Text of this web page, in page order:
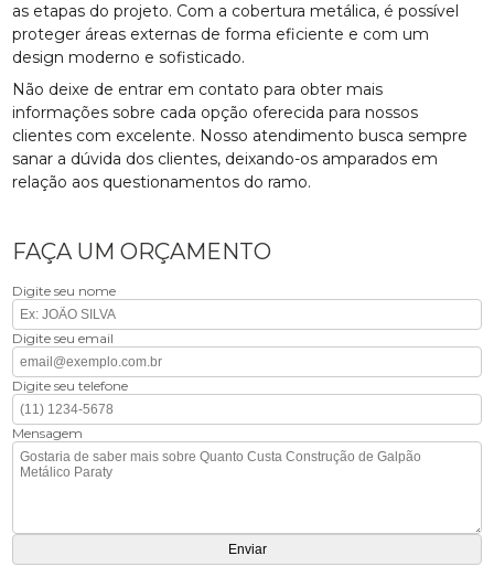
as etapas do projeto. Com a cobertura metálica, é possível
proteger áreas externas de forma eficiente e com um
design moderno e sofisticado.
Não deixe de entrar em contato para obter mais
informações sobre cada opção oferecida para nossos
clientes com excelente. Nosso atendimento busca sempre
sanar a dúvida dos clientes, deixando-os amparados em
relação aos questionamentos do ramo.
FAÇA UM ORÇAMENTO
Digite seu nome
Digite seu email
Digite seu telefone
Mensagem